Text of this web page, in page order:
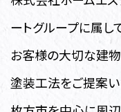
ートグループに属し
お客様の大切な建物
塗装工法をご提案い